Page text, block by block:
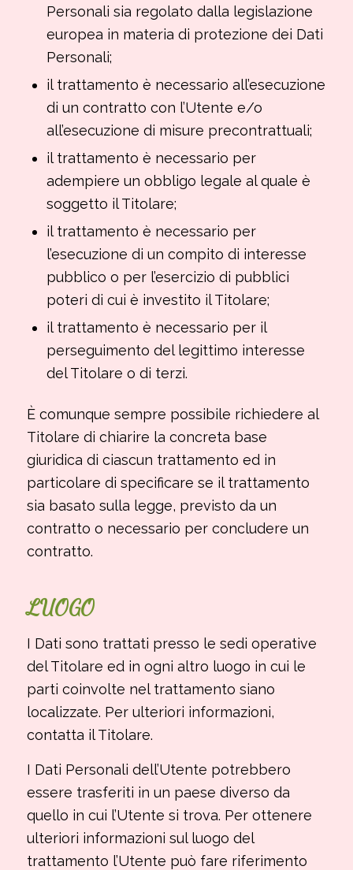
Personali sia regolato dalla legislazione
europea in materia di protezione dei Dati
Personali;
il trattamento è necessario all’esecuzione
di un contratto con l’Utente e/o
all’esecuzione di misure precontrattuali;
il trattamento è necessario per
adempiere un obbligo legale al quale è
soggetto il Titolare;
il trattamento è necessario per
l’esecuzione di un compito di interesse
pubblico o per l’esercizio di pubblici
poteri di cui è investito il Titolare;
il trattamento è necessario per il
perseguimento del legittimo interesse
del Titolare o di terzi.
È comunque sempre possibile richiedere al
Titolare di chiarire la concreta base
giuridica di ciascun trattamento ed in
particolare di specificare se il trattamento
sia basato sulla legge, previsto da un
contratto o necessario per concludere un
contratto.
LUOGO
I Dati sono trattati presso le sedi operative
del Titolare ed in ogni altro luogo in cui le
parti coinvolte nel trattamento siano
localizzate. Per ulteriori informazioni,
contatta il Titolare.
I Dati Personali dell’Utente potrebbero
essere trasferiti in un paese diverso da
quello in cui l’Utente si trova. Per ottenere
ulteriori informazioni sul luogo del
trattamento l’Utente può fare riferimento